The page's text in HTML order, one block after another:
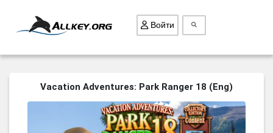
ВСЕ ИГРЫ
ПОИСК ПРЕДМЕТОВ
ГОЛОВОЛОМКИ
Войти
Vacation Adventures: Park Ranger 18 (Eng)